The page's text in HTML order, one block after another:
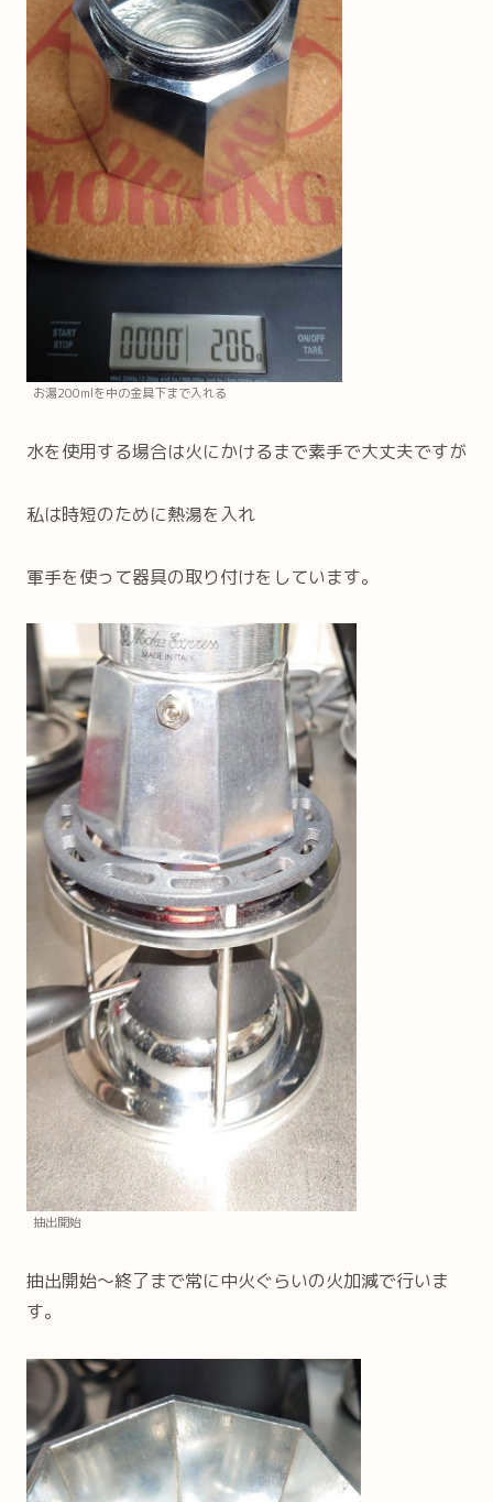
お湯200mlを中の金具下まで入れる
水を使用する場合は火にかけるまで素手で大丈夫ですが
私は時短のために熱湯を入れ
軍手を使って器具の取り付けをしています。
抽出開始
抽出開始～終了まで常に中火ぐらいの火加減で行いま
す。